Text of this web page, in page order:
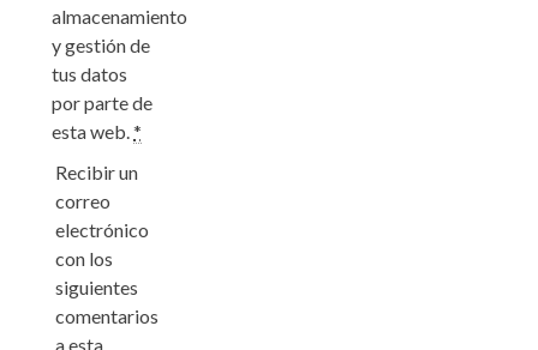
almacenamiento
y gestión de
tus datos
por parte de
esta web. *
Recibir un
correo
electrónico
con los
siguientes
comentarios
a esta